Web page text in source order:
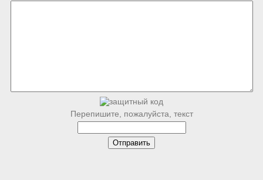
Перепишите, пожалуйста, текст